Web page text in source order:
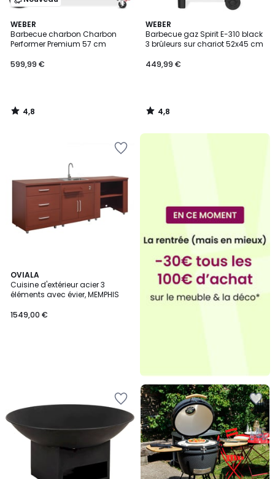
WEBER
Barbecue charbon Charbon
Performer Premium 57 cm
599,99 €
4,8
/ 5
4,8
/
WEBER
Barbecue gaz Spirit E-310 black
3 brûleurs sur chariot 52x45 cm
449,99 €
4,8
/ 5
4,8
/
OVIALA
Cuisine d'extérieur acier 3
éléments avec évier, MEMPHIS
1549,00 €